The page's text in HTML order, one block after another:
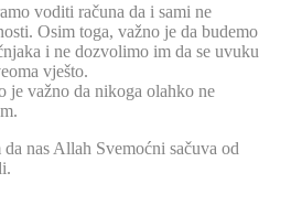
voditi računa da i sami ne
Osim toga, važno je da budemo
i ne dozvolimo im da se uvuku
vješto.
je važno da nikoga olahko ne
nas Allah Svemoćni sačuva od